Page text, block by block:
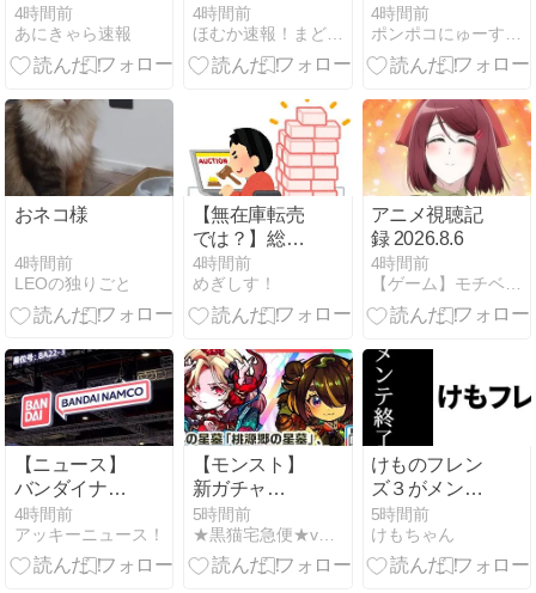
ョン決戦と新
たな遺物
4時間前
あにきゃら速報
4時間前
ほむか速報！まどマギ SS まとめ
いる雑誌、週
刊少年ジャン
プ紙版が100
国内で大台を
超える雑誌は
ゼロに。な
お、電子版を
含めた漫画市
場規模は歴史
上最盛期を迎
えている！！
4時間前
ポンポコにゅーす 三日月狸璃のアニメ感想サイト
おネコ様
4時間前
LEOの独りごと
【無在庫転売
では？】総額
43億円超の少
年ジャンプの
グッズを大量
セルした女が
逮捕される
4時間前
めぎしす！
アニメ視聴記
録 2026.8.6
4時間前
【ゲーム】モチベーション維持日記【アニメ】
【ニュース】
バンダイナム
コHDの2027
年度1Q決算が
発表！RED・
4時間前
アッキーニュース！
【モンスト】
新ガチャ
「彩・獣神
祭」 新限定キ
ャラ：カーミ
5時間前
★黒猫宅急便★ver.４
けものフレン
ズ３がメンテ
終了 ☆4『サ
ンクリストバ
ルゾウガメ』
5時間前
けもちゃん